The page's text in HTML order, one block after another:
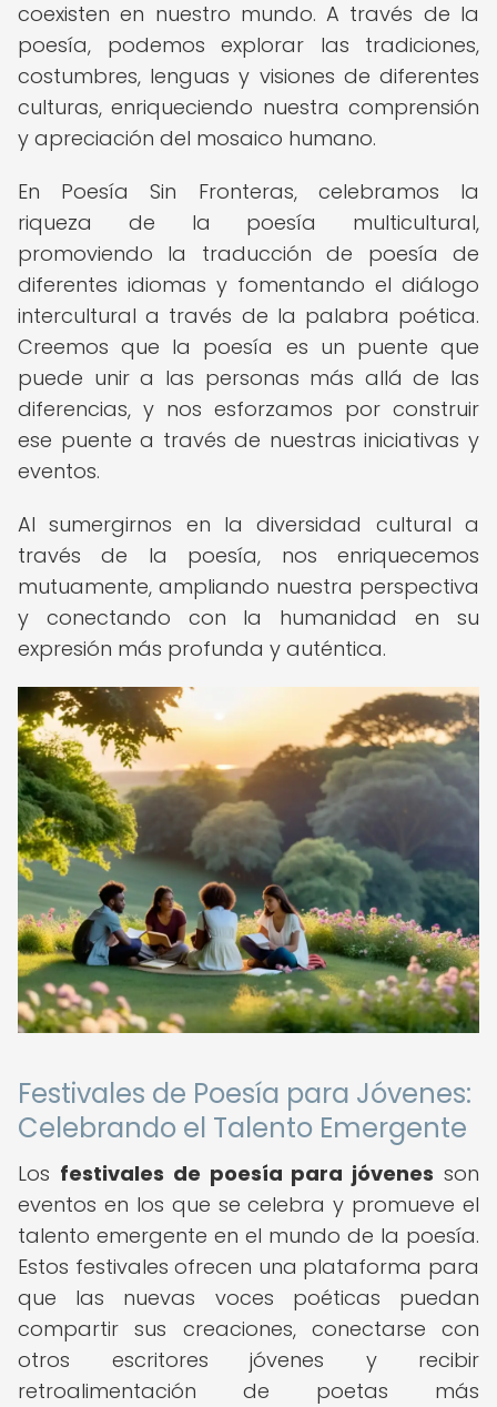
coexisten en nuestro mundo. A través de la
poesía, podemos explorar las tradiciones,
costumbres, lenguas y visiones de diferentes
culturas, enriqueciendo nuestra comprensión
y apreciación del mosaico humano.
En Poesía Sin Fronteras, celebramos la
riqueza de la poesía multicultural,
promoviendo la traducción de poesía de
diferentes idiomas y fomentando el diálogo
intercultural a través de la palabra poética.
Creemos que la poesía es un puente que
puede unir a las personas más allá de las
diferencias, y nos esforzamos por construir
ese puente a través de nuestras iniciativas y
eventos.
Al sumergirnos en la diversidad cultural a
través de la poesía, nos enriquecemos
mutuamente, ampliando nuestra perspectiva
y conectando con la humanidad en su
expresión más profunda y auténtica.
Festivales de Poesía para Jóvenes:
Celebrando el Talento Emergente
Los festivales de poesía para jóvenes son
eventos en los que se celebra y promueve el
talento emergente en el mundo de la poesía.
Estos festivales ofrecen una plataforma para
que las nuevas voces poéticas puedan
compartir sus creaciones, conectarse con
otros escritores jóvenes y recibir
retroalimentación de poetas más